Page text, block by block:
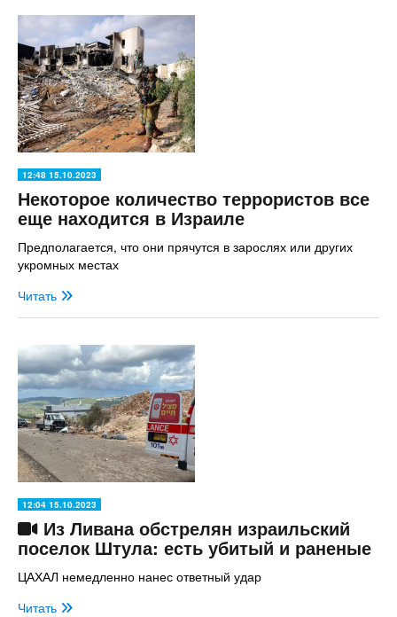
12:48 15.10.2023
Некоторое количество террористов все
еще находится в Израиле
Предполагается, что они прячутся в зарослях или других
укромных местах
Читать
12:04 15.10.2023
Из Ливана обстрелян израильский
поселок Штула: есть убитый и раненые
ЦАХАЛ немедленно нанес ответный удар
Читать